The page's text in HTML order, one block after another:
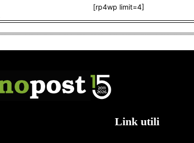
[rp4wp limit=4]
Link utili